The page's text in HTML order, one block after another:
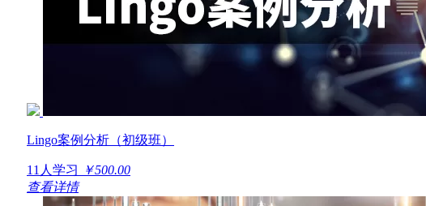
Lingo案例分析（初级班）
11人学习
￥500.00
查看详情